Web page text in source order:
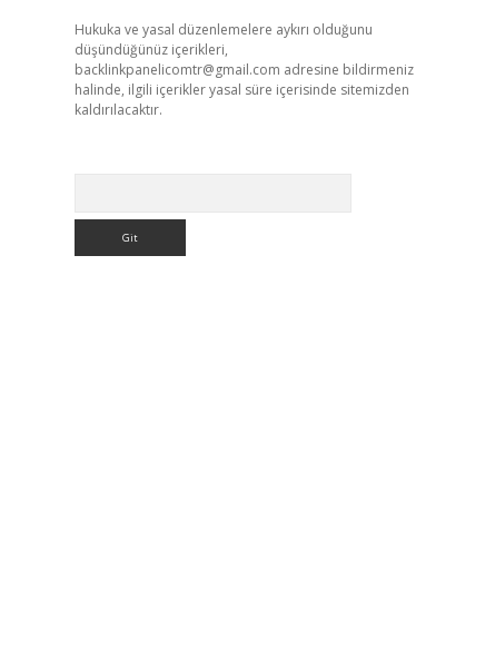
Hukuka ve yasal düzenlemelere aykırı olduğunu
düşündüğünüz içerikleri,
backlinkpanelicomtr@gmail.com adresine bildirmeniz
halinde, ilgili içerikler yasal süre içerisinde sitemizden
kaldırılacaktır.